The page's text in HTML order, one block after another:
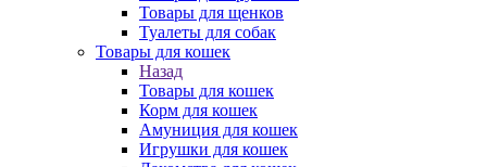
Товары для щенков
Туалеты для собак
Товары для кошек
Назад
Товары для кошек
Корм для кошек
Амуниция для кошек
Игрушки для кошек